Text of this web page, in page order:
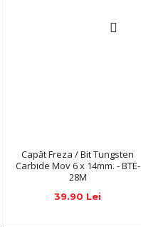
Capăt Freza / Bit Tungsten
Carbide Mov 6 x 14mm. - BTE-
28M
39.90 Lei